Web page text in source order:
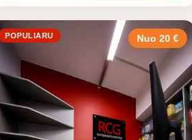
POPULIARU Nuo 20 €